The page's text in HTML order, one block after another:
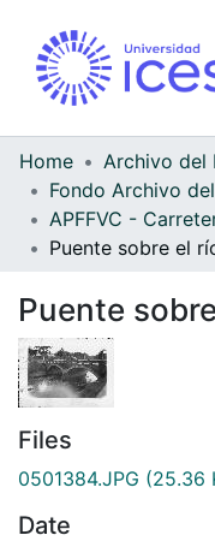
Home
Puente sobre el
Puente
Files
0501384.JPG (25.36
Date